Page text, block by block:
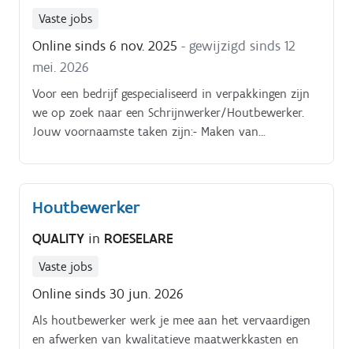
Vaste jobs
Online sinds 6 nov. 2025 - gewijzigd sinds 12
mei. 2026
Voor een bedrijf gespecialiseerd in verpakkingen zijn
we op zoek naar een Schrijnwerker/Houtbewerker.
Jouw voornaamste taken zijn:- Maken van
Gebruik van zagen, niet- en nagelpistolen;- Verpakken
van producten intern of bij de klant
Houtbewerker
QUALITY in ROESELARE
Vaste jobs
Online sinds 30 jun. 2026
Als houtbewerker werk je mee aan het vervaardigen
en afwerken van kwalitatieve maatwerkkasten en